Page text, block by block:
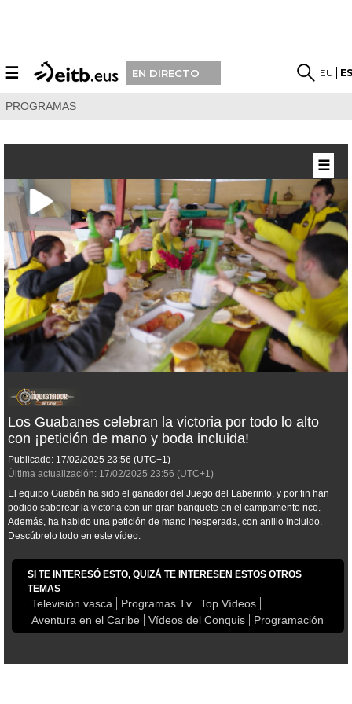
☰ EN DIRECTO EU
PROGRAMAS
Los Guabanes celebran la victoria por todo lo alto
con ¡petición de mano y boda incluida!
Publicado: 17/02/2025 23:56 (UTC+1)
Última actualización: 17/02/2025 23:56 (UTC+1)
El equipo Guabán ha sido el ganador del Juego del Laberinto, y por fin han
podido saborear la victoria con un gran banquete en el campamento rico.
Además, ha habido una petición de mano inesperada, con anillo incluido.
Descúbrelo todo en este vídeo.
SI TE INTERESÓ ESTO, QUIZÁ TE INTERESEN ESTOS OTROS
TEMAS
Televisión vasca Programas Tv
Top Vídeos
Aventura en el Caribe
Vídeos del Conquis Programación
☰